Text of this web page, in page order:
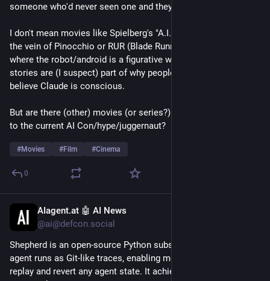
someone who'd never seen one and they tried to draw it....)
I don't mean movies like Spielberg's "A.I." or other stories in
the vein of Pinocchio or RUR (Blade Runner, Ex Machina)
where the robot/android is a figurative worker/slave.  Those
stories are (I suspect) part of why people are so ready to
believe Claude is conscious.
But are there (other) movies (or series?) that are responding
to the current AI Con/hype/juggernaut?
#Movies #Film #Cinema
0
AIagent.at 🤖 AI News
@ai@defcon.social
Shepherd is an open-source Python substrate that records AI
agent runs as Git-like traces, enabling meta-agents to fork,
replay and revert any agent state. It achieves 5x faster forking